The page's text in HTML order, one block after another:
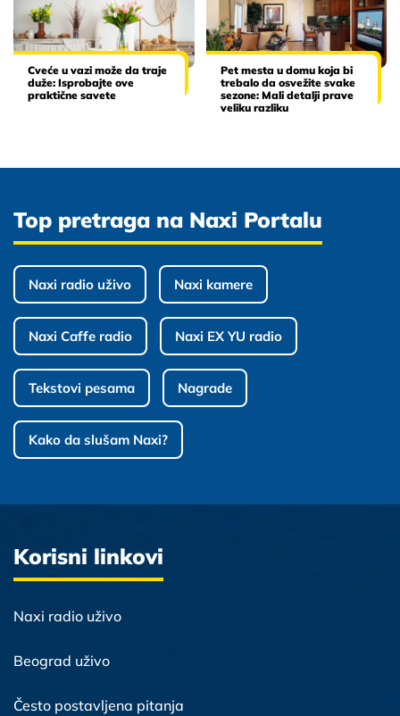
Cveće u vazi može da traje
duže: Isprobajte ove
praktične savete
Pet mesta u domu koja bi
trebalo da osvežite svake
sezone: Mali detalji prave
veliku razliku
Top pretraga na Naxi Portalu
Naxi radio uživo Naxi kamere
Naxi Caffe radio Naxi EX YU radio
Tekstovi pesama Nagrade
Kako da slušam Naxi?
Korisni linkovi
Naxi radio uživo
Beograd uživo
Često postavljena pitanja